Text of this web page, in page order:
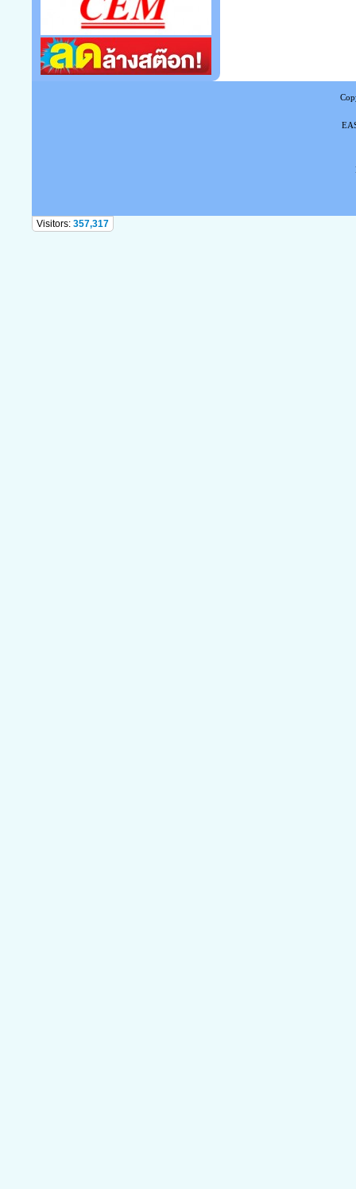
Visitors: 357,317